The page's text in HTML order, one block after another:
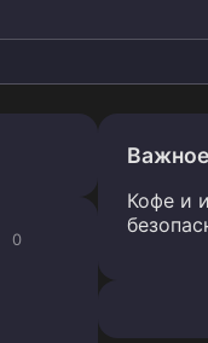
0
Важное
Кофе и